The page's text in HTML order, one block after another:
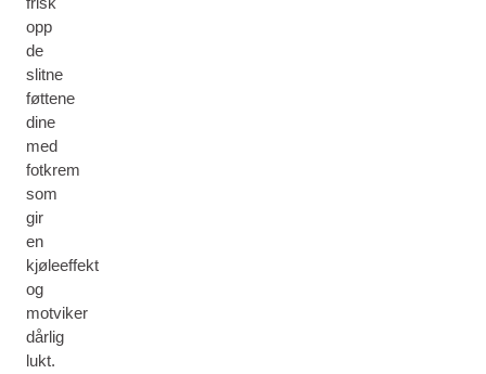
opp
de
slitne
føttene
dine
med
fotkrem
som
gir
en
kjøleeffekt
og
motviker
dårlig
lukt.